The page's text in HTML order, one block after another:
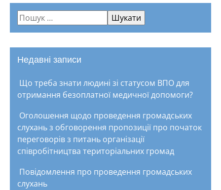
Недавні записи
Що треба знати людині зі статусом ВПО для
отримання безоплатної медичної допомоги?
Оголошення щодо проведення громадських
слухань з обговорення пропозиції про початок
переговорів з питань організації
співробітництва територіальних громад
Повідомлення про проведення громадських
слухань